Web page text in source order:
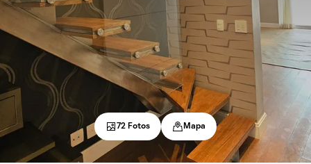
72 Fotos Mapa